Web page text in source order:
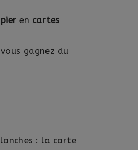
en cartes
gagnez du
: la carte